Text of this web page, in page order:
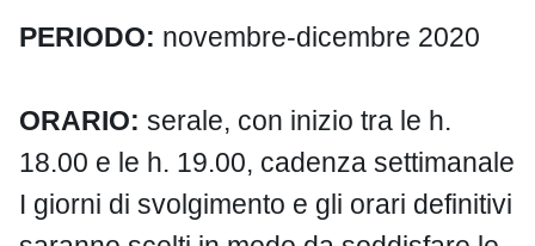
PERIODO: novembre-dicembre 2020
ORARIO: serale, con inizio tra le h.
18.00 e le h. 19.00, cadenza settimanale
I giorni di svolgimento e gli orari definitivi